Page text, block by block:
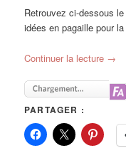
Retrouvez ci-dessous
idées en pagaille pour
Continuer la lecture →
PARTAGER :